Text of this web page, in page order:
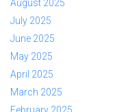
August 2025
July 2025
June 2025
May 2025
April 2025
March 2025